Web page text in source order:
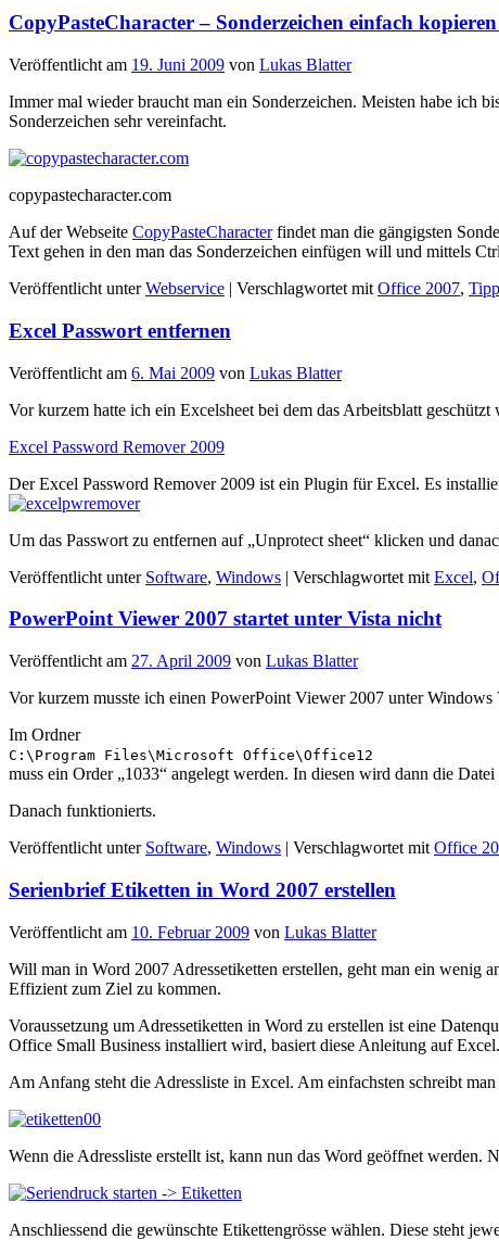
CopyPasteCharacter – Sonderzeichen einfach
Veröffentlicht am 19. Juni 2009 von Lukas Blatter
Immer mal wieder braucht man ein Sonderzeichen. Meisten habe ich
Sonderzeichen sehr vereinfacht.
copypastecharacter.com
Auf der Webseite CopyPasteCharacterfindet man die gängigsten
Text gehen in den man das Sonderzeichen einfügen will und mittels
Veröffentlicht unter Webservice | Verschlagwortet mit Office 2007,
Excel Passwort entfernen
Veröffentlicht am 6. Mai 2009 von Lukas Blatter
Vor kurzem hatte ich ein Excelsheet bei dem das Arbeitsblatt
Excel Password Remover 2009
Der Excel Password Remover 2009 ist ein Plugin für Excel. Es
Um das Passwort zu entfernen auf „Unprotect sheet“ klicken und
Veröffentlicht unter Software, Windows | Verschlagwortet mit Excel,
PowerPoint Viewer 2007 startet unter Vista nicht
Veröffentlicht am 27. April 2009 von Lukas Blatter
Vor kurzem musste ich einen PowerPoint Viewer 2007 unter Windows
Im Ordner
C:\Program Files\Microsoft Office\Office12
muss ein Order „1033“ angelegt werden. In diesen wird dann die
Danach funktionierts.
Veröffentlicht unter Software, Windows | Verschlagwortet mit Office
Serienbrief Etiketten in Word 2007 erstellen
Veröffentlicht am 10. Februar 2009 von Lukas Blatter
Will man in Word 2007 Adressetiketten erstellen, geht man ein wenig
Effizient zum Ziel zu kommen.
Voraussetzung um Adressetiketten in Word zu erstellen ist eine
Office Small Business installiert wird, basiert diese Anleitung auf
Am Anfang steht die Adressliste in Excel. Am einfachsten schreibt
Wenn die Adressliste erstellt ist, kann nun das Word geöffnet werden.
Anschliessend die gewünschte Etikettengrösse wählen. Diese steht